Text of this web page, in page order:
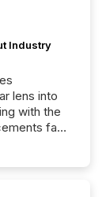
Industry
lens into
with the
fade